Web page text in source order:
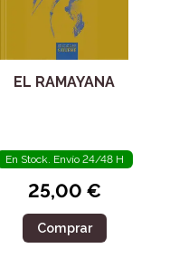
EL RAMAYANA
En Stock. Envío 24/48 H
25,00 €
Comprar